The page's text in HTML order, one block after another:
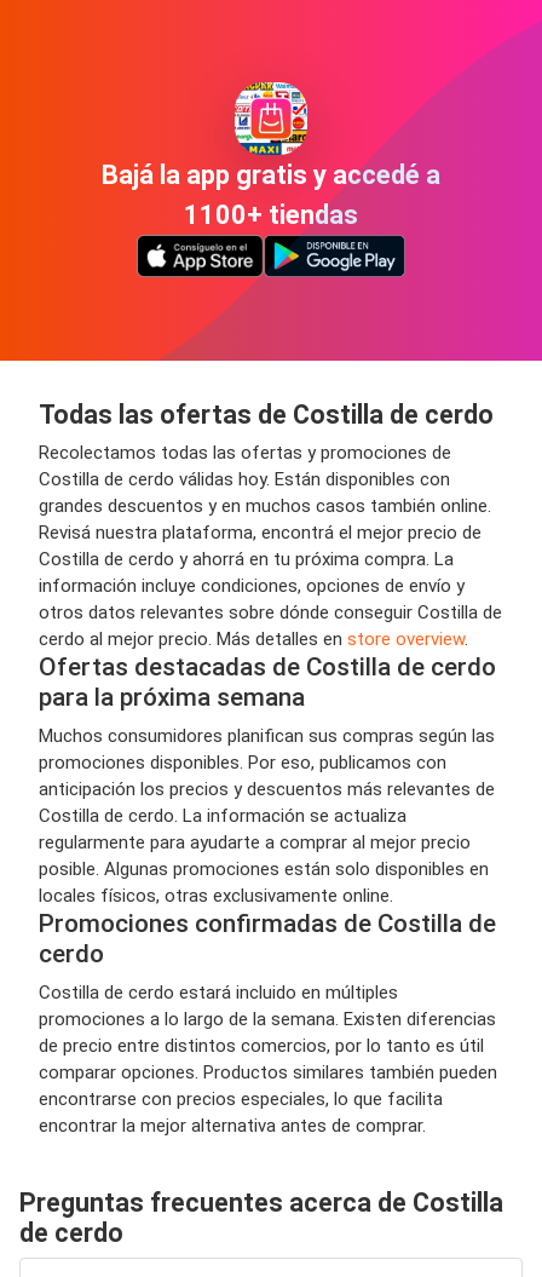
Bajá la app gratis y accedé a
1100+ tiendas
Todas las ofertas de Costilla de cerdo
Recolectamos todas las ofertas y promociones de
Costilla de cerdo válidas hoy. Están disponibles con
grandes descuentos y en muchos casos también online.
Revisá nuestra plataforma, encontrá el mejor precio de
Costilla de cerdo y ahorrá en tu próxima compra. La
información incluye condiciones, opciones de envío y
otros datos relevantes sobre dónde conseguir Costilla de
cerdo al mejor precio. Más detalles en store overview.
Ofertas destacadas de Costilla de cerdo
para la próxima semana
Muchos consumidores planifican sus compras según las
promociones disponibles. Por eso, publicamos con
anticipación los precios y descuentos más relevantes de
Costilla de cerdo. La información se actualiza
regularmente para ayudarte a comprar al mejor precio
posible. Algunas promociones están solo disponibles en
locales físicos, otras exclusivamente online.
Promociones confirmadas de Costilla de
cerdo
Costilla de cerdo estará incluido en múltiples
promociones a lo largo de la semana. Existen diferencias
de precio entre distintos comercios, por lo tanto es útil
comparar opciones. Productos similares también pueden
encontrarse con precios especiales, lo que facilita
encontrar la mejor alternativa antes de comprar.
Preguntas frecuentes acerca de Costilla
de cerdo